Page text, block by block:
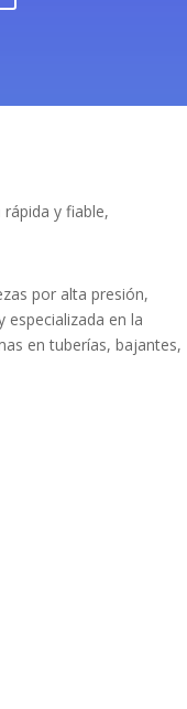
y fiable,
por alta presión,
en la
en tuberías, bajantes,